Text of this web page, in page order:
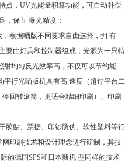
点，UV光能量积算功能，可自动补偿
，保 证曝光精度；
根据晒版不同要求自由选择，拥 有
要由灯具和控制器组成，光源为一只特
射均匀反光效率高，不仅可以节约能
行光晒版机具有高 速度（超过平台二
回转滚筒，更适合精细印刷）、印刷
贴、票据、印钞防伪、软性塑料等行
印刷技术和设计理念进行研制，其技
的德国SPS和日本新机 型同样的技术